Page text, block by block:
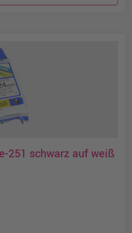
251 schwarz auf weiß